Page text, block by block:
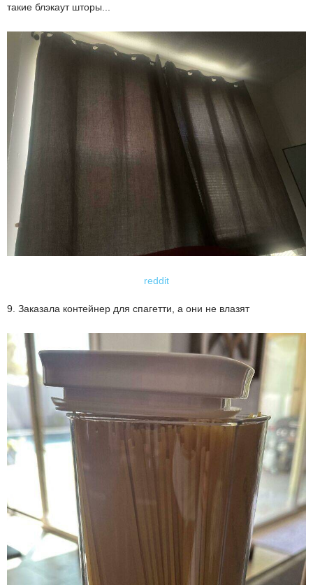
такие блэкаут шторы...
reddit
9. Заказала контейнер для спагетти, а они не влазят